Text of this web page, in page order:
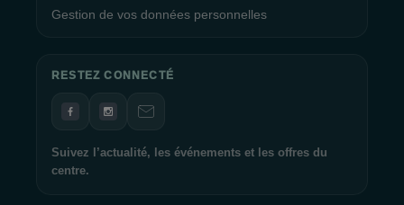
Gestion de vos données personnelles
RESTEZ CONNECTÉ
Suivez l’actualité, les événements et les offres du
centre.